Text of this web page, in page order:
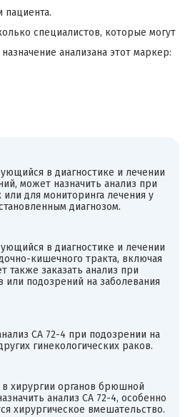
пациента.
специалистов, которые могут
анализана этот маркер:
в диагностике и лечении
может назначить анализ при
для мониторинга лечения у
диагнозом.
в диагностике и лечении
кишечного тракта, включая
также заказать анализ при
или подозрений на заболевания
CA 72-4 при подозрении на
гинекологических раков.
в хирургии органов брюшной
анализ CA 72-4, особенно
хирургическое вмешательство.